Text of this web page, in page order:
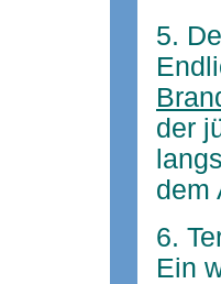
5.
der
dem
6.
Ein